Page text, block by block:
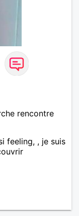
rencontre
feeling, , je suis